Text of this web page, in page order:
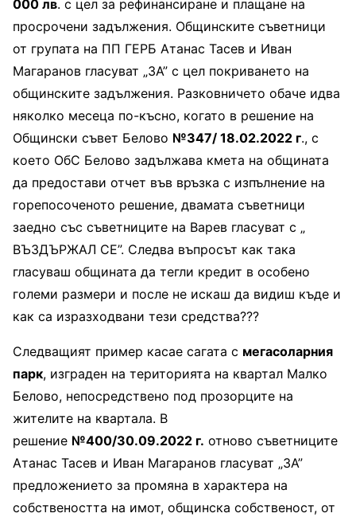
000 лв. с цел за рефинансиране и плащане на
просрочени задължения. Общинските съветници
от групата на ПП ГЕРБ Атанас Тасев и Иван
Магаранов гласуват „ЗА” с цел покриването на
общинските задължения. Разковничето обаче идва
няколко месеца по-късно, когато в решение на
Общински съвет Белово №347/ 18.02.2022 г., с
което ОбС Белово задължава кмета на общината
да предостави отчет във връзка с изпълнение на
горепосоченото решение, двамата съветници
заедно със съветниците на Варев гласуват с „
ВЪЗДЪРЖАЛ СЕ”. Следва въпросът как така
гласуваш общината да тегли кредит в особено
големи размери и после не искаш да видиш къде и
как са изразходвани тези средства???
Следващият пример касае сагата с мегасоларния
парк, изграден на територията на квартал Малко
Белово, непосредствено под прозорците на
жителите на квартала. В
решение №400/30.09.2022 г. отново съветниците
Атанас Тасев и Иван Магаранов гласуват „ЗА”
предложението за промяна в характера на
собствеността на имот, общинска собственост, от